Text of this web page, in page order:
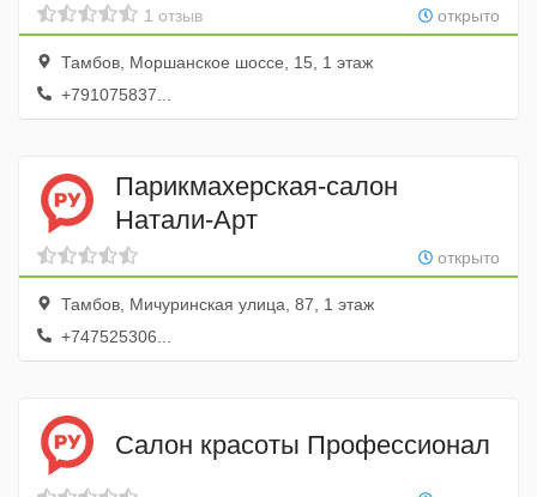
открыто
1 отзыв
Тамбов, Моршанское шоссе, 15, 1 этаж
+791075837...
Парикмахерская-салон
Натали-Арт
открыто
Тамбов, Мичуринская улица, 87, 1 этаж
+747525306...
Салон красоты Профессионал